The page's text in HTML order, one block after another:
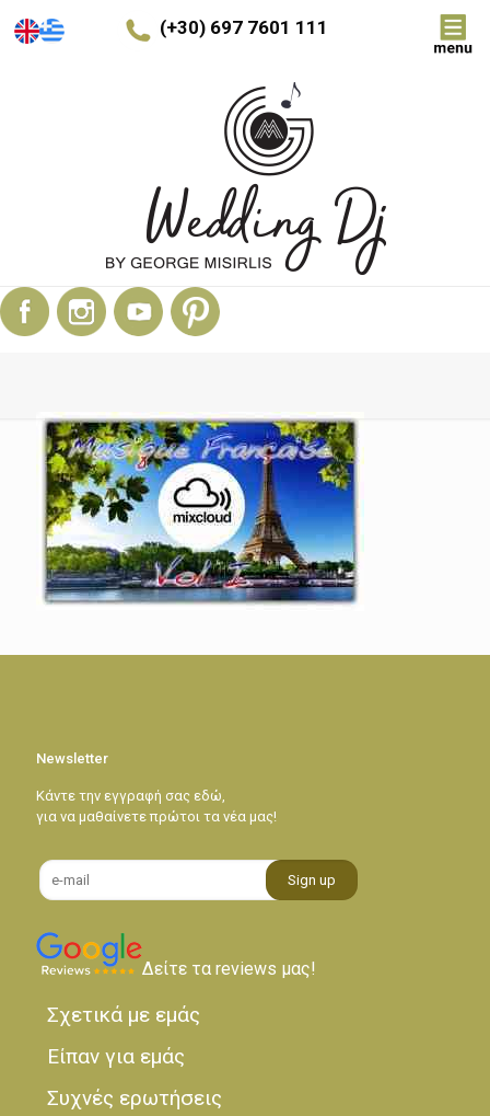
(+30) 697 7601 111
Newsletter
Κάντε την εγγραφή σας εδώ,
για να μαθαίνετε πρώτοι τα νέα μας!
Δείτε τα reviews μας!
Σχετικά με εμάς
Είπαν για εμάς
Συχνές ερωτήσεις